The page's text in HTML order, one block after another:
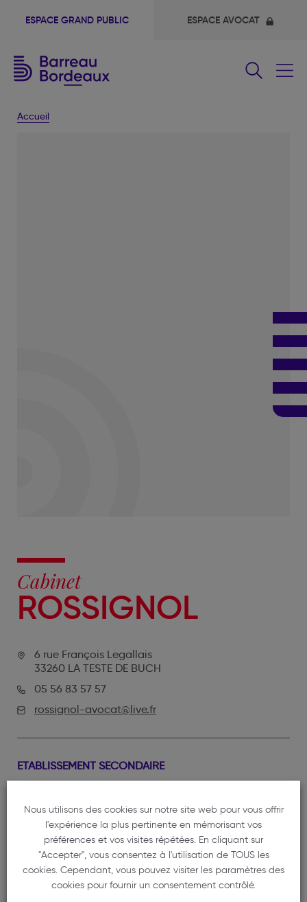
ESPACE GRAND PUBLIC ESPACE AVOCAT
Accueil
Cabinet
ROSSIGNOL
6 rue François Legallais
33260 LA TESTE DE BUCH
05 56 83 57 57
rossignol-avocat@live.fr
ETABLISSEMENT SECONDAIRE
33000 BORDEAUX
Nous utilisons des cookies sur notre site web pour vous offrir
l'expérience la plus pertinente en mémorisant vos
préférences et vos visites répétées. En cliquant sur
"Accepter", vous consentez à l'utilisation de TOUS les
cookies. Cependant, vous pouvez visiter les paramètres des
cookies pour fournir un consentement contrôlé.